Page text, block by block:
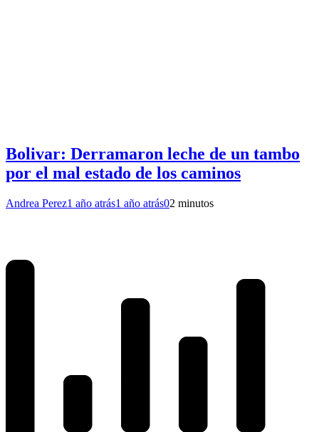
Bolivar: Derramaron leche de un tambo
por el mal estado de los caminos
Andrea Perez1 año atrás1 año atrás02 minutos